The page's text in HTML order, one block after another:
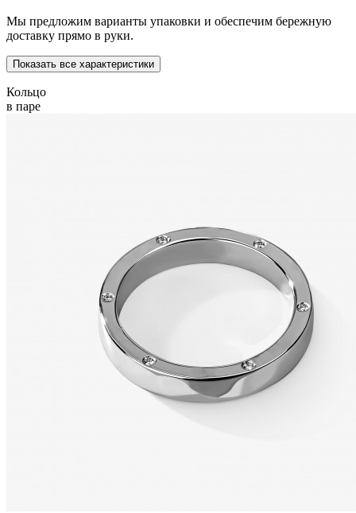
Мы предложим варианты упаковки и обеспечим бережную
доставку прямо в руки.
Показать все характеристики
Кольцо
в паре